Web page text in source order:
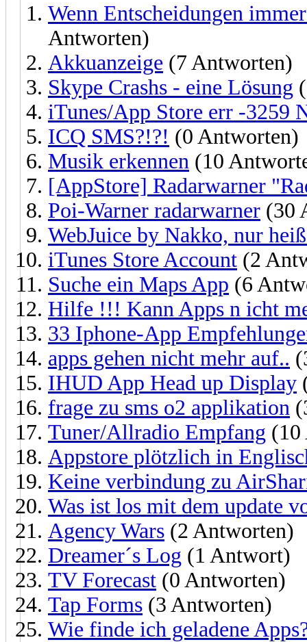
Wenn Entscheidungen
Antworten)
Akkuanzeige (7 Antworten)
Skype Crashs - eine Lösung
iTunes/App Store err -3259
ICQ SMS?!?! (0 Antworten)
Musik erkennen (10
[AppStore] Radarwarner
Poi-Warner radarwarner (30
WebJuice by Nakko, nur
iTunes Store Account (2
Suche ein Maps App (6
Hilfe !!! Kann Apps n icht
33 Iphone-App
apps gehen nicht mehr auf..
IHUD App Head up Display
frage zu sms o2 applikation
Tuner/Allradio Empfang (10
Appstore plötzlich in
Keine verbindung zu
Was ist los mit dem update
Agency Wars (2 Antworten)
Dreamer´s Log (1 Antwort)
TV Forecast (0 Antworten)
Tap Forms (3 Antworten)
Wie finde ich geladene